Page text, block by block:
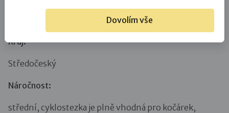
Výlet za tajemstvím Zvánovického potoka
Kraj:
Středočeský
Náročnost:
střední, cyklostezka je plně vhodná pro kočárek,
Dovolím vše